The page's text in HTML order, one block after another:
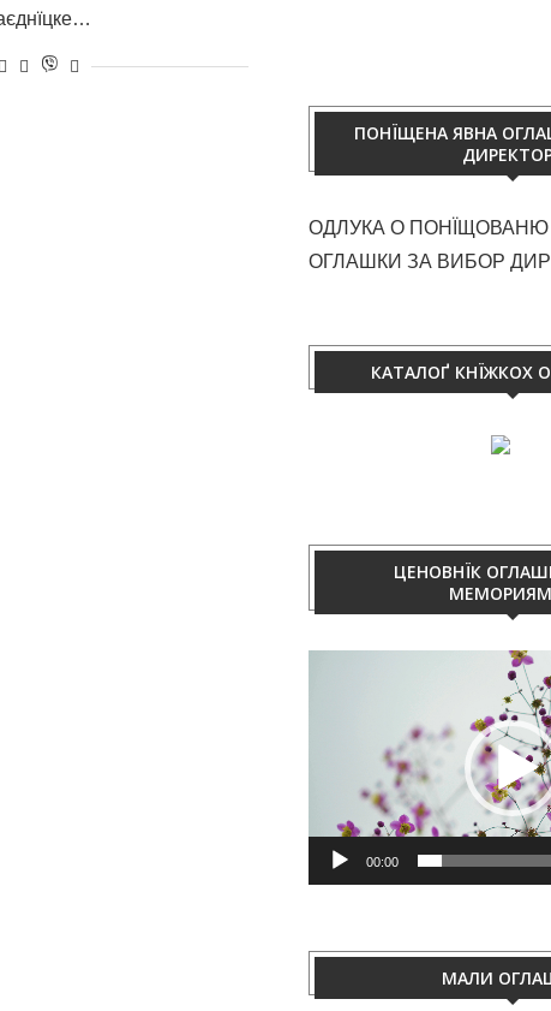
ПОНЇЩЕНА ЯВНА
ОДЛУКА О
ОГЛАШКИ ЗА ВИБОР
КАТАЛОҐ КНЇЖКОХ
ЦЕНОВНЇК
00:00
МАЛИ